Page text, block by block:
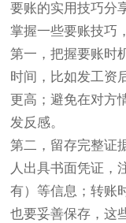
要账的实用技巧分
掌握一些要账技巧
第一，把握要账时
时间，比如发工资
更高；避免在对方
发反感。
第二，留存完整证
人出具书面凭证，
有）等信息；转账
也要妥善保存，这